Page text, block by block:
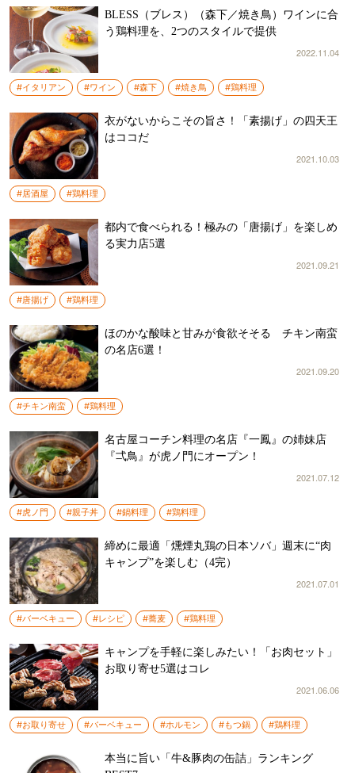
BLESS（ブレス）（森下／焼き鳥）ワインに合
う鶏料理を、2つのスタイルで提供
2022.11.04
#イタリアン #ワイン #森下 #焼き鳥 #鶏料理
衣がないからこその旨さ！「素揚げ」の四天王
はココだ
2021.10.03
#居酒屋 #鶏料理
都内で食べられる！極みの「唐揚げ」を楽しめ
る実力店5選
2021.09.21
#唐揚げ #鶏料理
ほのかな酸味と甘みが食欲そそる チキン南蛮
の名店6選！
2021.09.20
#チキン南蛮 #鶏料理
名古屋コーチン料理の名店『一鳳』の姉妹店
『弌鳥』が虎ノ門にオープン！
2021.07.12
#虎ノ門 #親子丼 #鍋料理 #鶏料理
締めに最適「燻煙丸鶏の日本ソバ」週末に“肉
キャンプ”を楽しむ（4完）
2021.07.01
#バーベキュー #レシピ #蕎麦 #鶏料理
キャンプを手軽に楽しみたい！「お肉セット」
お取り寄せ5選はコレ
2021.06.06
#お取り寄せ #バーベキュー #ホルモン #もつ鍋 #鶏料理
本当に旨い「牛&豚肉の缶詰」ランキング